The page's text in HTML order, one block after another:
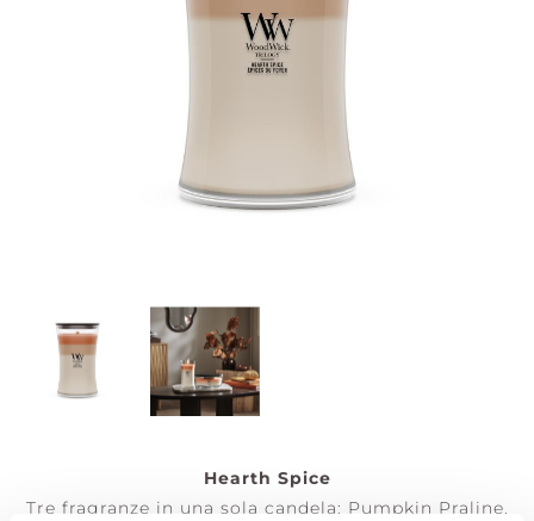
Hearth Spice
Tre fragranze in una sola candela: Pumpkin Praline,